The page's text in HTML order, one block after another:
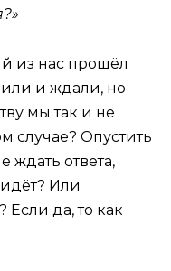
из нас прошёл
и ждали, но
мы так и не
случае? Опустить
ждать ответа,
Или
Если да, то как